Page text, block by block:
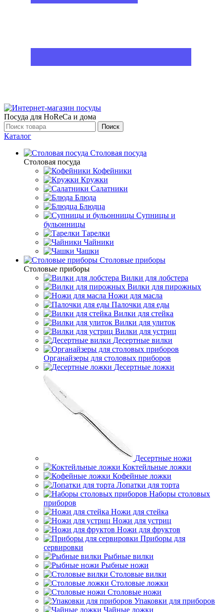
Посуда для HoReCa и дома
Поиск
Каталог
Столовая посуда
Столовая посуда
Кофейники
Кружки
Салатники
Блюда
Блюдца
Супницы и
бульонницы
Тарелки
Чайники
Чашки
Cтоловые приборы
Cтоловые приборы
Вилки для лобстера
Вилки для пирожных
Ножи для масла
Палочки для еды
Вилки для стейка
Вилки для улиток
Вилки для устриц
Десертные вилки
Органайзеры для столовых приборов
Десертные ложки
Десертные ножи
Коктейльные ложки
Кофейные ложки
Лопатки для торта
Наборы столовых
приборов
Ножи для стейка
Ножи для устриц
Ножи для фруктов
Приборы для
сервировки
Рыбные вилки
Рыбные ножи
Столовые вилки
Столовые ложки
Столовые ножи
Упаковки для приборов
Чайные ложки